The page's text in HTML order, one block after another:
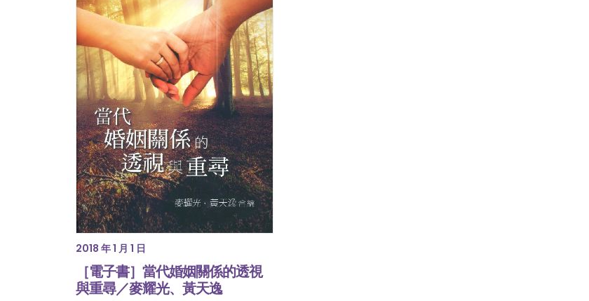
2018 年 1 月 1 日
［電子書］當代婚姻關係的透視
與重尋／麥耀光、黃天逸